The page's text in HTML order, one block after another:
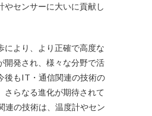
やセンサーに大いに貢献し
により、より正確で高度な
開発され、様々な分野で活
後もIT・通信関連の技術の
さらなる進化が期待されて
連の技術は、温度計やセン